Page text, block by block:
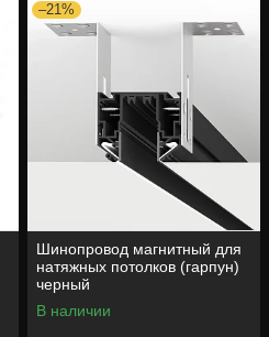
–21%
Шинопровод магнитный для
натяжных потолков (гарпун)
черный
В наличии